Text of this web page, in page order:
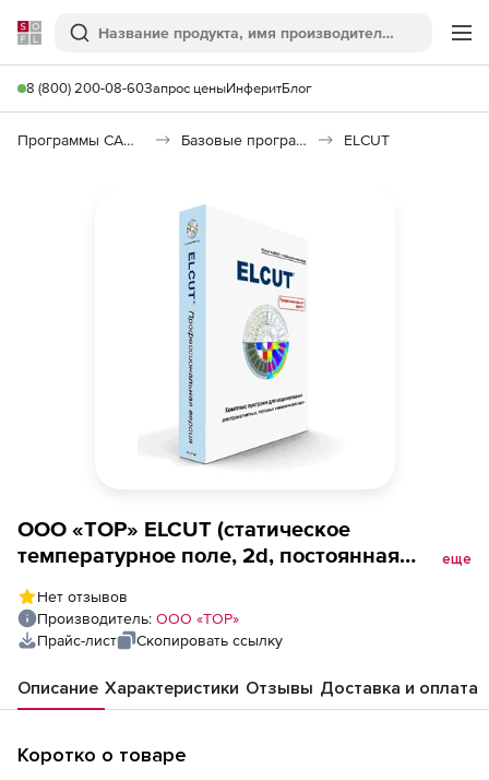
Softline
Поиск
8 (800) 200-08-60Запрос ценыИнферитБлог
Программы САПР и ГИС Базовые программы ELCUT
ООО «ТОР» ELCUT (статическое
температурное поле, 2d, постоянная
рабочих места
еще
Нет отзывов
Производитель: ООО «ТОР»
Прайс-лист
Скопировать ссылку
Описание Характеристики Отзывы Доставка и оплата
Коротко о товаре